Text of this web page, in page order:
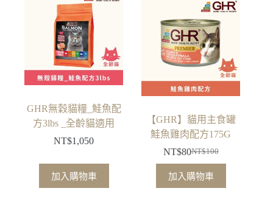
GHR無穀貓糧_鮭魚配
方3lbs _全齡貓適用
NT$1,050
加入購物車
【GHR】貓用主食罐
鮭魚雞肉配方175G
NT$100
始
價
NT$80
前
價
加入購物車